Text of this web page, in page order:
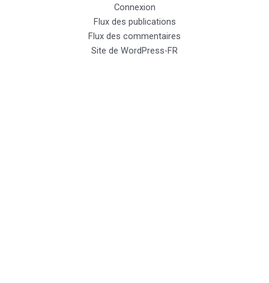
Connexion
Flux des publications
Flux des commentaires
Site de WordPress-FR